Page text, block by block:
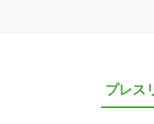
プレス